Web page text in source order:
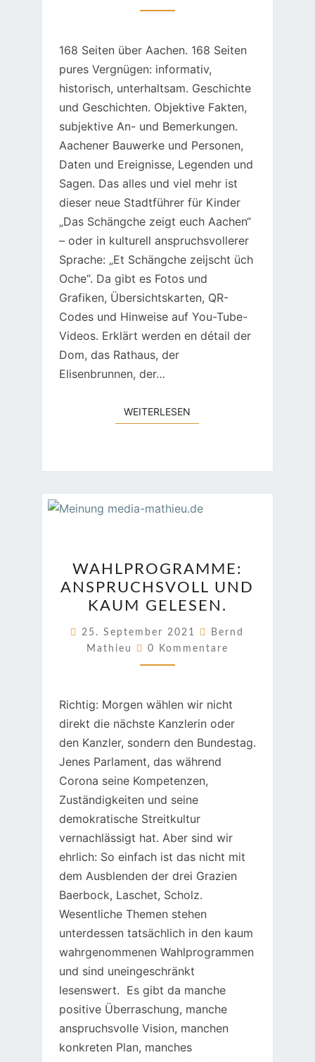
168 Seiten über Aachen. 168 Seiten
pures Vergnügen: informativ,
historisch, unterhaltsam. Geschichte
und Geschichten. Objektive Fakten,
subjektive An- und Bemerkungen.
Aachener Bauwerke und Personen,
Daten und Ereignisse, Legenden und
Sagen. Das alles und viel mehr ist
dieser neue Stadtführer für Kinder
„Das Schängche zeigt euch Aachen“
– oder in kulturell anspruchsvollerer
Sprache: „Et Schängche zeijscht üch
Oche“. Da gibt es Fotos und
Grafiken, Übersichtskarten, QR-
Codes und Hinweise auf You-Tube-
Videos. Erklärt werden en détail der
Dom, das Rathaus, der
Elisenbrunnen, der…
WEITERLESEN
ANSPRUCHSVOLL
UND
KAUM
GELESEN.
WAHLPROGRAMME:
ANSPRUCHSVOLL UND
KAUM GELESEN.
25. September 2021
Bernd
Mathieu
Kommentare
0 Kommentare
Richtig: Morgen wählen wir nicht
direkt die nächste Kanzlerin oder
den Kanzler, sondern den Bundestag.
Jenes Parlament, das während
Corona seine Kompetenzen,
Zuständigkeiten und seine
demokratische Streitkultur
vernachlässigt hat. Aber sind wir
ehrlich: So einfach ist das nicht mit
dem Ausblenden der drei Grazien
Baerbock, Laschet, Scholz.
Wesentliche Themen stehen
unterdessen tatsächlich in den kaum
wahrgenommenen Wahlprogrammen
und sind uneingeschränkt
lesenswert. Es gibt da manche
positive Überraschung, manche
anspruchsvolle Vision, manchen
konkreten Plan, manches